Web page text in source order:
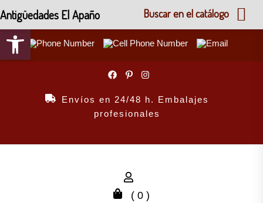
Abrir barra de herramientas
Envíos en 24/48 h. Embalajes
profesionales
( 0 )
Antigüedades El Apaño Buscar en el catálogo